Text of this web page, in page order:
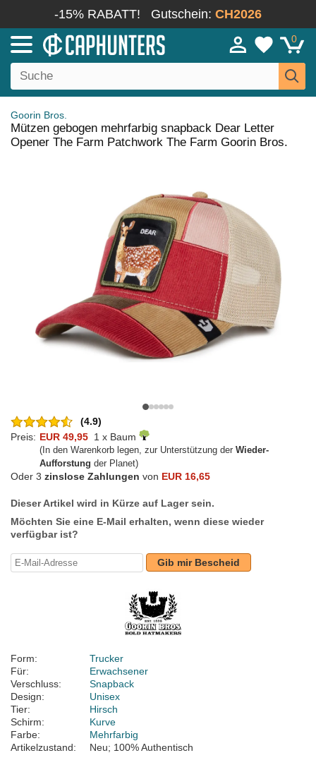
-15% RABATT! Gutschein: CH2026
0
Goorin Bros.
Mützen gebogen mehrfarbig snapback Dear Letter
Opener The Farm Patchwork The Farm Goorin Bros.
(4.9)
Preis: EUR 49,95 1 x Baum
(In den Warenkorb legen, zur Unterstützung der Wieder-
Aufforstung der Planet)
Oder 3 zinslose Zahlungen von EUR 16,65
Dieser Artikel wird in Kürze auf Lager sein.
Möchten Sie eine E-Mail erhalten, wenn diese wieder
verfügbar ist?
Gib mir Bescheid
Form:
Trucker
Für:
Erwachsener
Verschluss:
Snapback
Design:
Unisex
Tier:
Hirsch
Schirm:
Kurve
Farbe:
Mehrfarbig
Artikelzustand:
Neu; 100% Authentisch